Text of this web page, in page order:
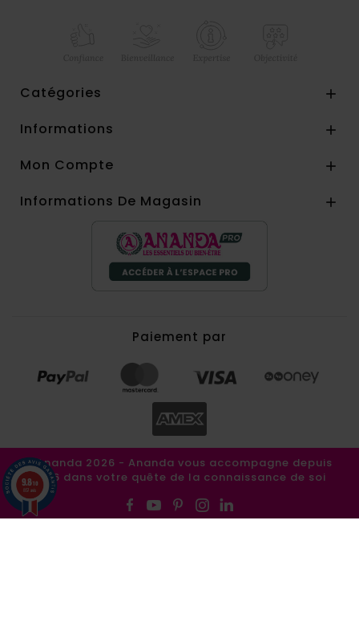
Catégories 
Informations 
Mon Compte 
Informations De Magasin 
Paiement par
©Ananda 2026 - Ananda vous accompagne depuis
1986 dans votre quête de la connaissance de soi
9.8/10
857 avis